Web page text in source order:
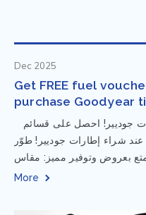
Dec 2025
Get FREE fuel
purchase Goodyear
15 دينار كويتي عند شراء إطارات جوديير! طوّر
More